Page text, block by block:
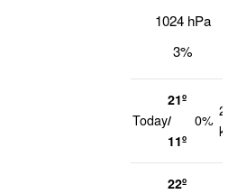
1024 hPa
3%
Today
21º
/
11º
0%
20
22º